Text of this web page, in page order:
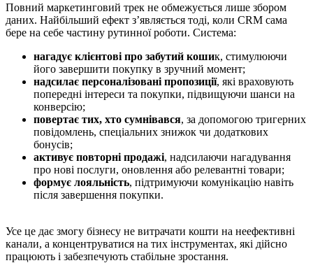
Повний маркетинговий трек не обмежується лише збором
даних. Найбільший ефект з’являється тоді, коли CRM сама
бере на себе частину рутинної роботи. Система:
нагадує клієнтові про забутий кошик, стимулюючи
його завершити покупку в зручний момент;
надсилає персоналізовані пропозиції, які враховують
попередні інтереси та покупки, підвищуючи шанси на
конверсію;
повертає тих, хто сумнівався, за допомогою тригерних
повідомлень, спеціальних знижок чи додаткових
бонусів;
активує повторні продажі, надсилаючи нагадування
про нові послуги, оновлення або релевантні товари;
формує лояльність, підтримуючи комунікацію навіть
після завершення покупки.
Усе це дає змогу бізнесу не витрачати кошти на неефективні
канали, а концентруватися на тих інструментах, які дійсно
працюють і забезпечують стабільне зростання.